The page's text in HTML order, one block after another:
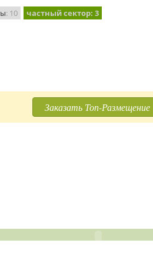
: 10 частный сектор: 3
Заказать Топ-Размещение